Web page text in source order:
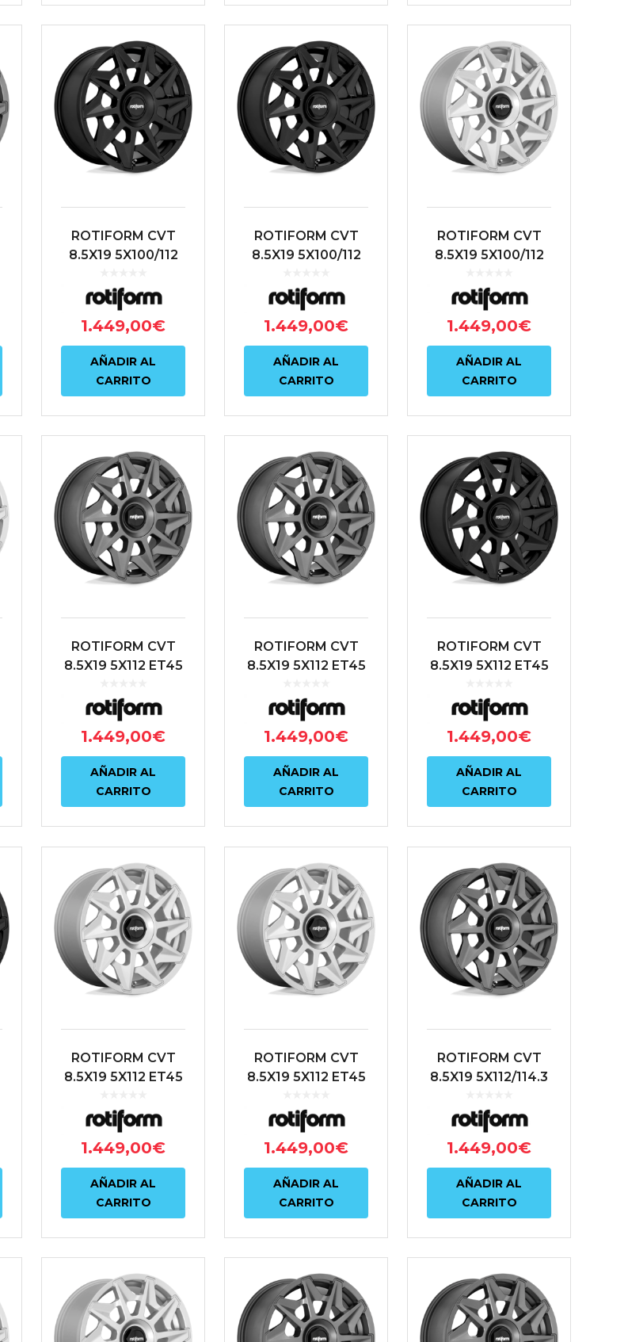
ROTIFORM CVT
8.5X19 5X100/112
1.449,00€
AÑADIR AL
CARRITO
ROTIFORM CVT
8.5X19 5X100/112
1.449,00€
AÑADIR AL
CARRITO
ROTIFORM CVT
8.5X19 5X100/112
1.449,00€
AÑADIR AL
CARRITO
ROTIFORM CVT
8.5X19 5X112 ET45
1.449,00€
AÑADIR AL
CARRITO
ROTIFORM CVT
8.5X19 5X112 ET45
1.449,00€
AÑADIR AL
CARRITO
ROTIFORM CVT
8.5X19 5X112 ET45
1.449,00€
AÑADIR AL
CARRITO
ROTIFORM CVT
8.5X19 5X112 ET45
1.449,00€
AÑADIR AL
CARRITO
ROTIFORM CVT
8.5X19 5X112 ET45
1.449,00€
AÑADIR AL
CARRITO
ROTIFORM CVT
8.5X19 5X112/114.3
ANTRACITA
1.449,00€
AÑADIR AL
CARRITO